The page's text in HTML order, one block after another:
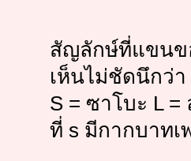
สัญลักษ์ที่แขนข
เห็นไม่ชัดนึกว่า
S = ซาโบะ L =
ที่ s มีกากบาทเ